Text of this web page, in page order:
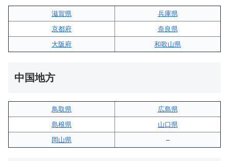
滋賀県
兵庫県
京都府
奈良県
大阪府
和歌山県
中国地方
鳥取県
広島県
島根県
山口県
岡山県
–